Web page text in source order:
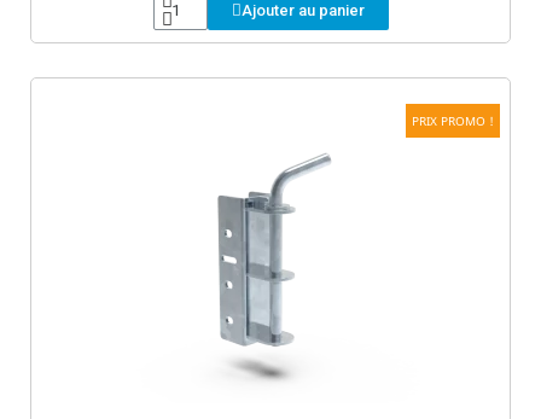
l'environnement.
Ajouter au panier
PRIX PROMO !